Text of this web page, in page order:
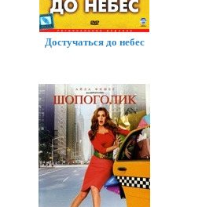
Достучаться до небес